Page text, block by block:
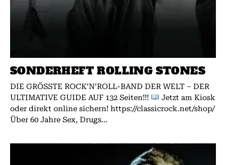
SONDERHEFT ROLLING STONES
DIE GRÖSSTE ROCK’N’ROLL-BAND DER WELT – DER
ULTIMATIVE GUIDE AUF 132 Seiten!!!
Jetzt am Kiosk
oder direkt online sichern! https://classicrock.net/shop/
Über 60 Jahre Sex, Drugs...